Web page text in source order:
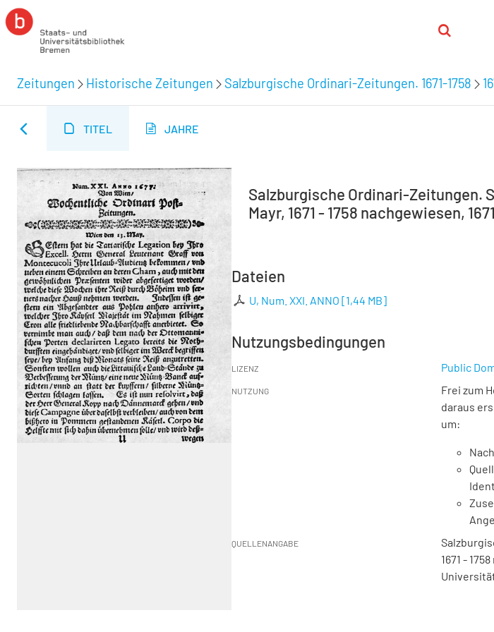
Zeitungen Historische Zeitungen Salzburgische Ordinari-Zeitungen. 1671-1758
TITEL JAHRE
Salzburgische Ordinari-Zeitungen.
Mayr, 1671 - 1758 nachgewiesen,
Dateien
U, Num. XXI. ANNO [1,44 MB]
Nutzungsbedingungen
LIZENZ Public
NUTZUNG
Frei zum
daraus
um:
QUELLENANGABE
1671 -